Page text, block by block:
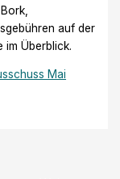
auf der
im Überblick.
Mai